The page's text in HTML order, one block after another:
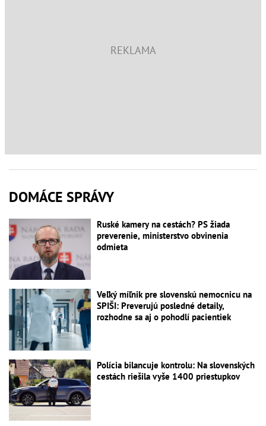
DOMÁCE SPRÁVY
Ruské kamery na cestách? PS žiada
preverenie, ministerstvo obvinenia
odmieta
Veľký míľnik pre slovenskú nemocnicu na
SPIŠI: Preverujú posledné detaily,
rozhodne sa aj o pohodlí pacientiek
Polícia bilancuje kontrolu: Na slovenských
cestách riešila vyše 1400 priestupkov